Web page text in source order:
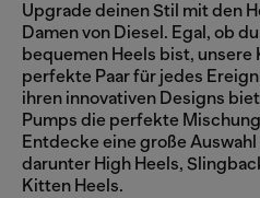
Upgrade deinen Stil mit den
Damen von Diesel. Egal, ob
bequemen Heels bist, unsere
perfekte Paar für jedes
ihren innovativen Designs
Pumps die perfekte
Entdecke eine große
darunter High Heels,
Kitten Heels.